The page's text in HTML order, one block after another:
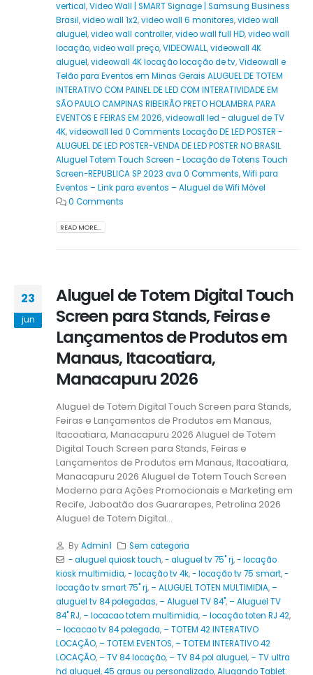
vertical,Video Wall | SMART Signage | Samsung Business
Brasil,video wall 1x2,video wall 6 monitores,video wall
aluguel,video wall controller,video wall full HD,video wall
locação,video wall preço,VIDEOWALL,videowall 4K
aluguel,videowall 4K locação locação de tv,Videowall e
Telão para Eventos em Minas Gerais ALUGUEL DE TOTEM
INTERATIVO COM PAINEL DE LED COM INTERATIVIDADE EM
SÃO PAULO CAMPINAS RIBEIRÃO PRETO HOLAMBRA PARA
EVENTOS E FEIRAS EM 2026,videowall led - aluguel de TV
4K,videowall led 0 Comments Locação DE LED POSTER -
ALUGUEL DE LED POSTER-VENDA DE LED POSTER NO BRASIL
Aluguel Totem Touch Screen - Locação de Totens Touch
Screen-REPUBLICA SP 2023 ava 0 Comments,Wifi para
Eventos – Link para eventos – Aluguel de Wifi Móvel
0 Comments
READ MORE...
23
jun
Aluguel de Totem Digital Touch
Screen para Stands, Feiras e
Lançamentos de Produtos em
Manaus, Itacoatiara,
Manacapuru 2026
Aluguel de Totem Digital Touch Screen para Stands,
Feiras e Lançamentos de Produtos em Manaus,
Itacoatiara, Manacapuru 2026 Aluguel de Totem
Digital Touch Screen para Stands, Feiras e
Lançamentos de Produtos em Manaus, Itacoatiara,
Manacapuru 2026 Aluguel de Totem Touch Screen
Moderno para Ações Promocionais e Marketing em
Recife, Jaboatão dos Guararapes, Petrolina 2026
Aluguel de Totem Digital...
ByAdmin1
Sem categoria
- aluguel quiosk touch,- aluguel tv 75" rj,- locação
kiosk multimidia,- locação tv 4k,- locação tv 75 smart,-
locação tv smart 75" rj,– ALUGUEL TOTEN MULTIMIDIA,–
aluguel tv 84 polegadas,– Aluguel TV 84",– Aluguel TV
84" RJ,– locacao totem multimidia,– locação toten RJ 42,
– locacao tv 84 polegada,– TOTEM 42 INTERATIVO
LOCAÇÃO,– TOTEM EVENTOS,– TOTEM INTERATIVO 42
LOCAÇÃO,– TV 84 locação,– TV 84 pol aluguel,– TV ultra
hd aluguel,45 graus ou personalizado,Alugando Tablet: